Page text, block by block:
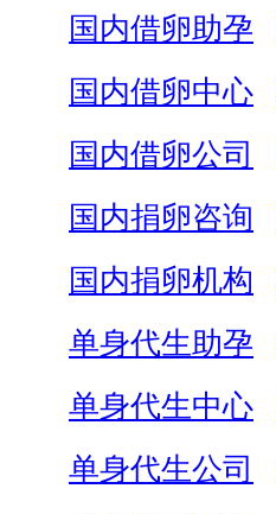
国内借卵助孕
国内借卵中心
国内借卵公司
国内捐卵咨询
国内捐卵机构
单身代生助孕
单身代生中心
单身代生公司